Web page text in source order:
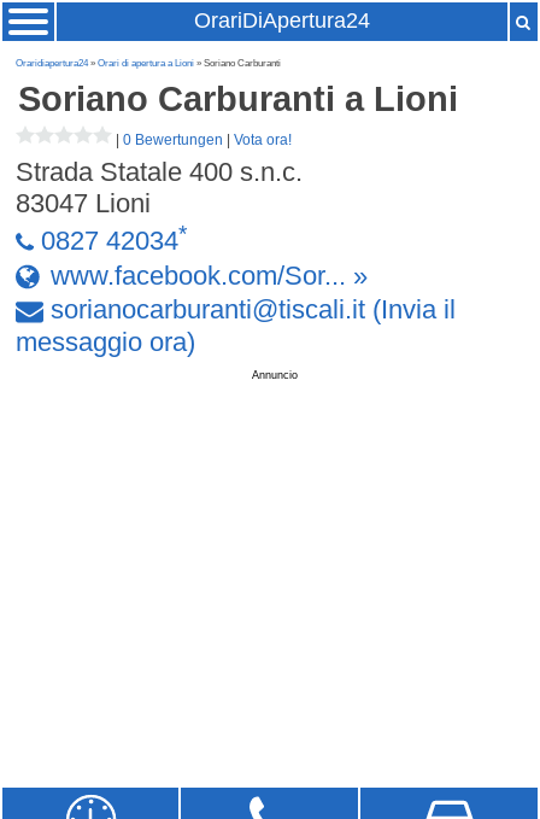
OrariDiApertura24
Oraridiapertura24»Orari di apertura a Lioni » Soriano Carburanti
Soriano Carburanti a Lioni
|0 Bewertungen |Vota ora!
Strada Statale 400 s.n.c.
83047 Lioni
0827 42034*
www.facebook.com/Sor... »
sorianocarburanti@tiscali.it (Invia il
messaggio ora)
Annuncio